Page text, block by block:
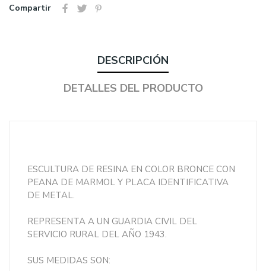
Compartir
DESCRIPCIÓN
DETALLES DEL PRODUCTO
ESCULTURA DE RESINA EN COLOR BRONCE CON
PEANA DE MARMOL Y PLACA IDENTIFICATIVA
DE METAL.
REPRESENTA A UN GUARDIA CIVIL DEL
SERVICIO RURAL DEL AÑO 1943.
SUS MEDIDAS SON: